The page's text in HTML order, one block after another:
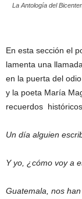
La Antología del
En esta sección el
lamenta una
en la puerta del
y la poeta María
recuerdos
Un día alguien
Y yo, ¿cómo voy a
Guatemala, nos